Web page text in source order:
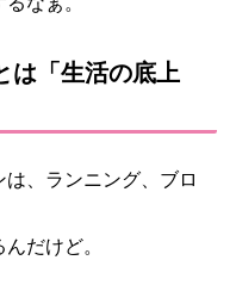
は「生活の底上
、ランニング、ブロ
だけど。